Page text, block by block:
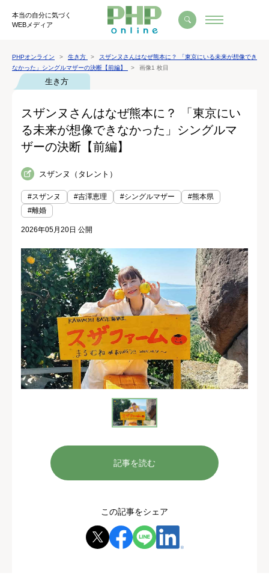
本当の自分に気づく
WEBメディア
PHPオンライン 生き方
スザンヌさんはなぜ熊本に？ 「東京にいる未来が想像でき
なかった」シングルマザーの決断【前編】
画像1 枚目
生き方
スザンヌさんはなぜ熊本に？ 「東京にい
る未来が想像できなかった」シングルマ
ザーの決断【前編】
スザンヌ（タレント）
#スザンヌ #吉澤恵理 #シングルマザー
#熊本県
#離婚
2026年05月20日 公開
記事を読む
この記事をシェア